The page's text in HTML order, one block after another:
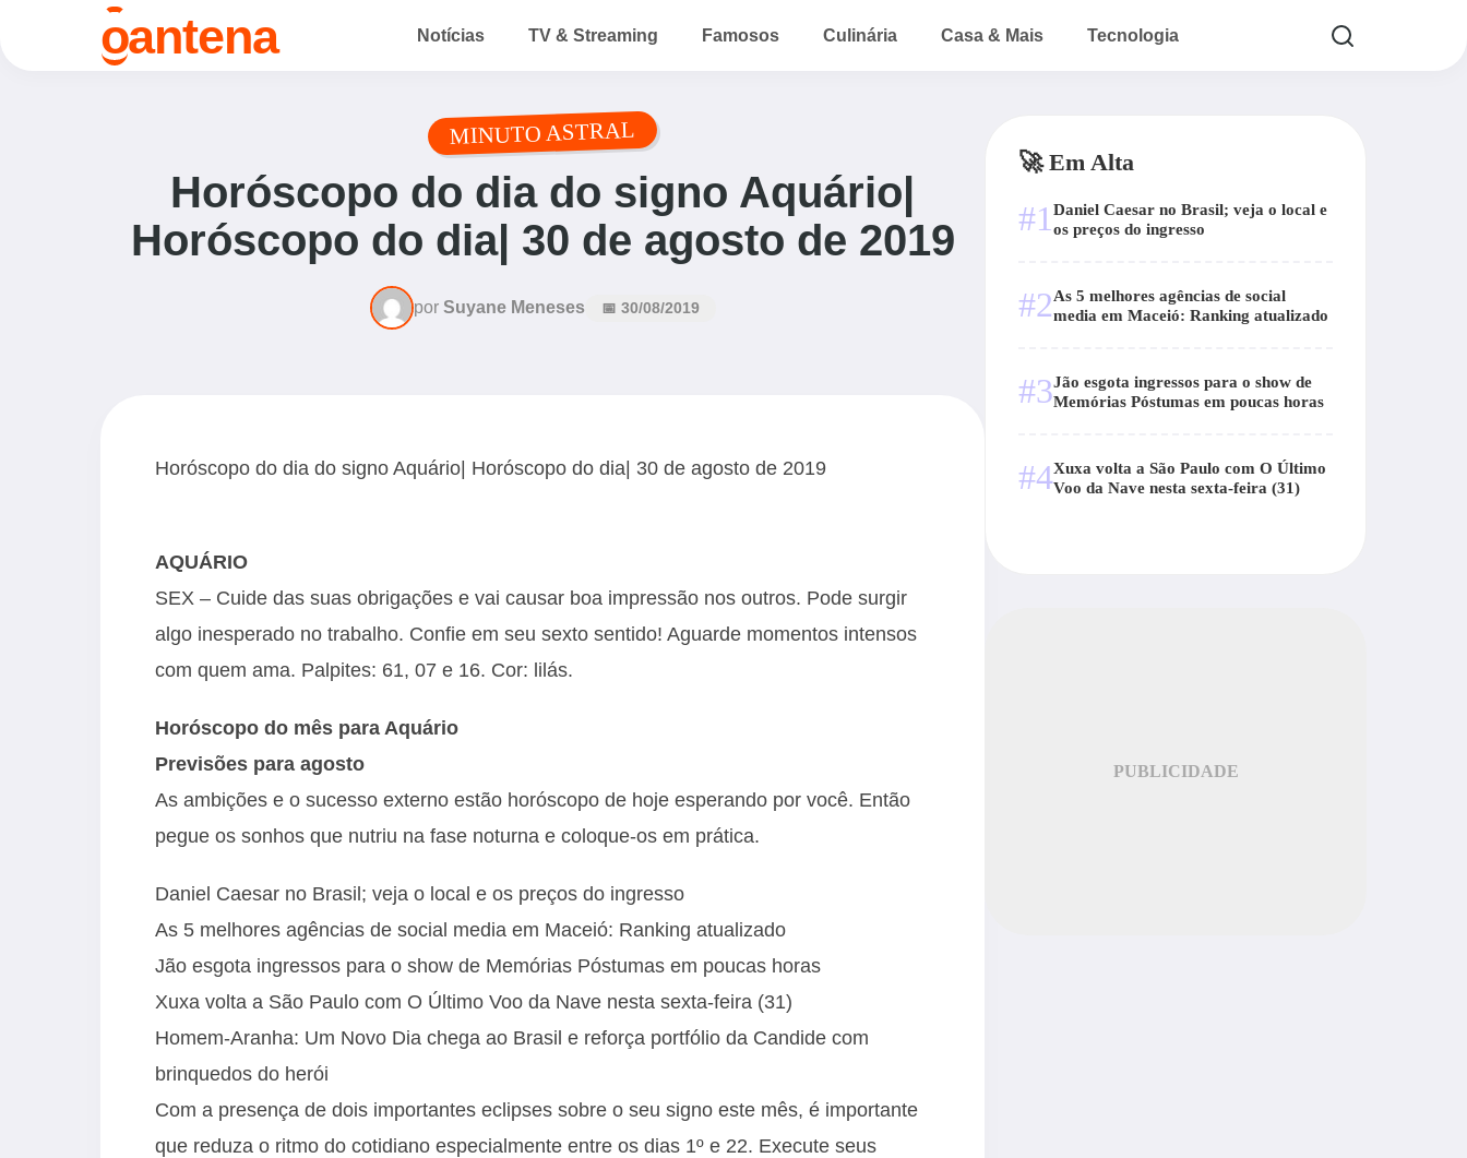
oantena Notícias TV & Streaming Famosos Culinária Casa & Mais Tecnologia
MINUTO ASTRAL
Horóscopo do dia do signo Aquário|
Horóscopo do dia| 30 de agosto de 2019
por Suyane Meneses 📅 30/08/2019
Horóscopo do dia do signo Aquário| Horóscopo do dia| 30 de agosto de 2019
AQUÁRIO
SEX – Cuide das suas obrigações e vai causar boa impressão nos outros. Pode surgir
algo inesperado no trabalho. Confie em seu sexto sentido! Aguarde momentos intensos
com quem ama. Palpites: 61, 07 e 16. Cor: lilás.
Horóscopo do mês para Aquário
Previsões para agosto
As ambições e o sucesso externo estão horóscopo de hoje esperando por você. Então
pegue os sonhos que nutriu na fase noturna e coloque-os em prática.
Daniel Caesar no Brasil; veja o local e os preços do ingresso
As 5 melhores agências de social media em Maceió: Ranking atualizado
Jão esgota ingressos para o show de Memórias Póstumas em poucas horas
Xuxa volta a São Paulo com O Último Voo da Nave nesta sexta-feira (31)
Homem-Aranha: Um Novo Dia chega ao Brasil e reforça portfólio da Candide com
brinquedos do herói
Com a presença de dois importantes eclipses sobre o seu signo este mês, é importante
que reduza o ritmo do cotidiano especialmente entre os dias 1º e 22. Execute seus
🚀 Em Alta
#1 Daniel Caesar no Brasil; veja o local e
os preços do ingresso
#2As 5 melhores agências de social
media em Maceió: Ranking atualizado
#3Jão esgota ingressos para o show de
Memórias Póstumas em poucas horas
#4Xuxa volta a São Paulo com O Último
Voo da Nave nesta sexta-feira (31)
PUBLICIDADE